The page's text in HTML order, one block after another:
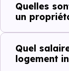
Quelles
un
Quel
logement